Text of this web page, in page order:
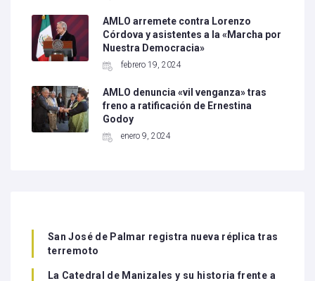
AMLO arremete contra Lorenzo
Córdova y asistentes a la «Marcha por
Nuestra Democracia»
febrero 19, 2024
AMLO denuncia «vil venganza» tras
freno a ratificación de Ernestina
Godoy
enero 9, 2024
San José de Palmar registra nueva réplica tras
terremoto
La Catedral de Manizales y su historia frente a